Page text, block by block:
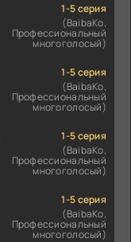
1-5 серия
(BaibaKo,
Профессиональный
многоголосый)
1-5 серия
(BaibaKo,
Профессиональный
многоголосый)
1-5 серия
(BaibaKo,
Профессиональный
многоголосый)
1-5 серия
(BaibaKo,
Профессиональный
многоголосый)